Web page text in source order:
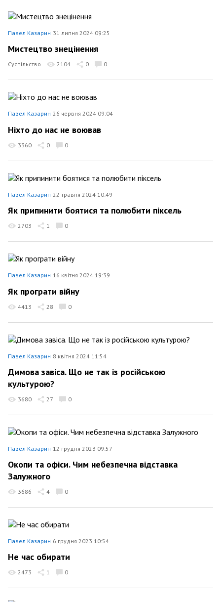
Павел Казарин 31 липня 2024 09:25
Мистецтво знецінення
Суспільство 2104 0 0
Павел Казарин 26 червня 2024 09:04
Ніхто до нас не воював
3360 0 0
Павел Казарин 22 травня 2024 10:49
Як припинити боятися та полюбити піксель
2703 1 0
Павел Казарин 16 квітня 2024 19:39
Як програти війну
4413 28 0
Павел Казарин 8 квітня 2024 11:54
Димова завіса. Що не так із російською
культурою?
3680 27 0
Павел Казарин 12 грудня 2023 09:57
Окопи та офіси. Чим небезпечна відставка
Залужного
3686 4 0
Павел Казарин 6 грудня 2023 10:54
Не час обирати
2473 1 0